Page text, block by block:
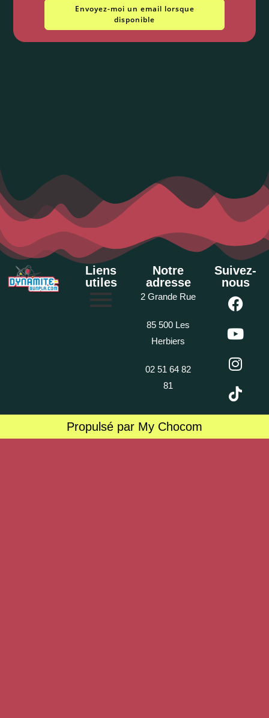
Envoyez-moi un email lorsque
disponible
Liens
utiles
Notre
adresse
2 Grande Rue
85 500 Les
Herbiers
02 51 64 82
81
Suivez-
nous
Propulsé par My Chocom